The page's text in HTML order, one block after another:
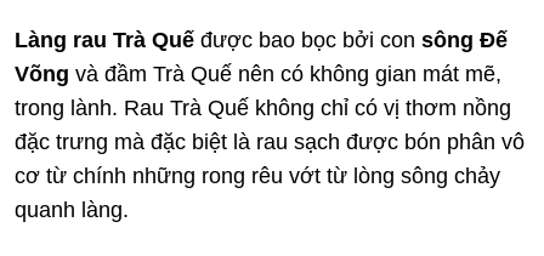
Làng rau Trà Quế được bao bọc bởi con sông Đế
Võng và đầm Trà Quế nên có không gian mát mẽ,
trong lành. Rau Trà Quế không chỉ có vị thơm nồng
đặc trưng mà đặc biệt là rau sạch được bón phân vô
cơ từ chính những rong rêu vớt từ lòng sông chảy
quanh làng.